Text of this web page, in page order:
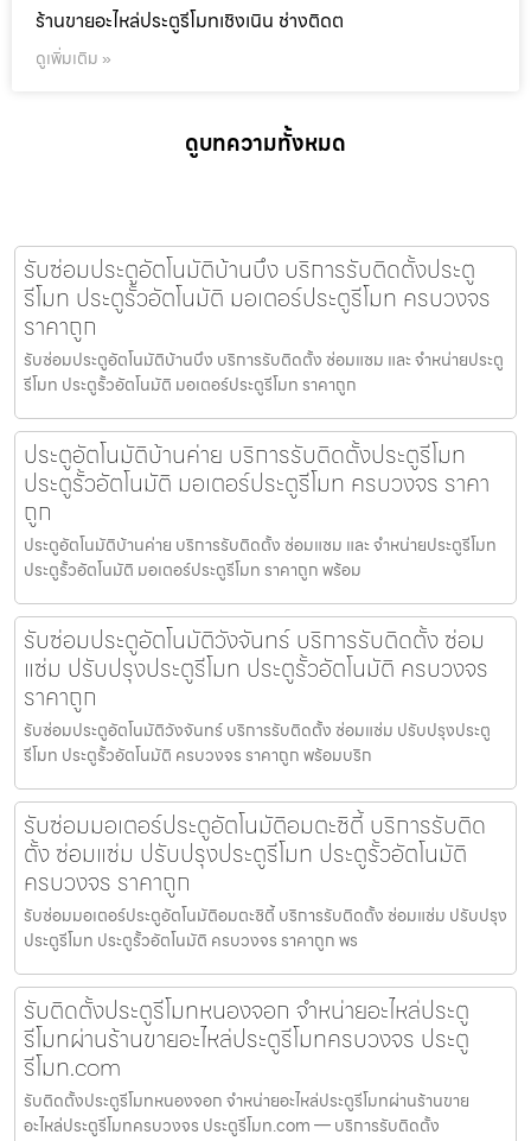
ร้านขายอะไหล่ประตูรีโมทเชิงเนิน ช่างติดต
ดูเพิ่มเติม »
ดูบทความทั้งหมด
รับซ่อมประตูอัตโนมัติบ้านบึง บริการรับติดตั้งประตู
รีโมท ประตูรั้วอัตโนมัติ มอเตอร์ประตูรีโมท ครบวงจร
ราคาถูก
รับซ่อมประตูอัตโนมัติบ้านบึง บริการรับติดตั้ง ซ่อมแซม และ จำหน่ายประตู
รีโมท ประตูรั้วอัตโนมัติ มอเตอร์ประตูรีโมท ราคาถูก
ประตูอัตโนมัติบ้านค่าย บริการรับติดตั้งประตูรีโมท
ประตูรั้วอัตโนมัติ มอเตอร์ประตูรีโมท ครบวงจร ราคา
ถูก
ประตูอัตโนมัติบ้านค่าย บริการรับติดตั้ง ซ่อมแซม และ จำหน่ายประตูรีโมท
ประตูรั้วอัตโนมัติ มอเตอร์ประตูรีโมท ราคาถูก พร้อม
รับซ่อมประตูอัตโนมัติวังจันทร์ บริการรับติดตั้ง ซ่อม
แซ่ม ปรับปรุงประตูรีโมท ประตูรั้วอัตโนมัติ ครบวงจร
ราคาถูก
รับซ่อมประตูอัตโนมัติวังจันทร์ บริการรับติดตั้ง ซ่อมแซ่ม ปรับปรุงประตู
รีโมท ประตูรั้วอัตโนมัติ ครบวงจร ราคาถูก พร้อมบริก
รับซ่อมมอเตอร์ประตูอัตโนมัติอมตะซิตี้ บริการรับติด
ตั้ง ซ่อมแซ่ม ปรับปรุงประตูรีโมท ประตูรั้วอัตโนมัติ
ครบวงจร ราคาถูก
รับซ่อมมอเตอร์ประตูอัตโนมัติอมตะซิตี้ บริการรับติดตั้ง ซ่อมแซ่ม ปรับปรุง
ประตูรีโมท ประตูรั้วอัตโนมัติ ครบวงจร ราคาถูก พร
รับติดตั้งประตูรีโมทหนองจอก จำหน่ายอะไหล่ประตู
รีโมทผ่านร้านขายอะไหล่ประตูรีโมทครบวงจร ประตู
รีโมท.com
รับติดตั้งประตูรีโมทหนองจอก จำหน่ายอะไหล่ประตูรีโมทผ่านร้านขาย
อะไหล่ประตูรีโมทครบวงจร ประตูรีโมท.com — บริการรับติดตั้ง